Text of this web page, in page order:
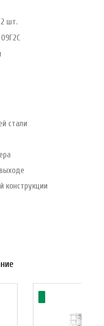
шт.
стали
конструкции